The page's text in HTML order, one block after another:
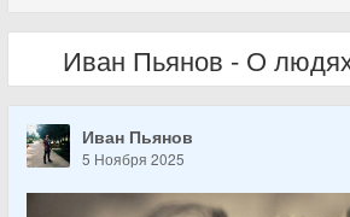
Иван Пьянов - О
Иван Пьянов
5 Ноября 2025